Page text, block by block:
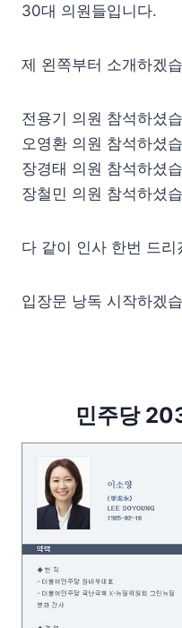
30대 의원들입니다.
제 왼쪽부터 소개하겠
전용기 의원 참석하셨
오영환 의원 참석하셨
장경태 의원 참석하셨
장철민 의원 참석하셨
다 같이 인사 한번 드리
입장문 낭독 시작하겠
민주당